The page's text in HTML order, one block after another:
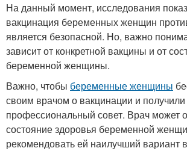
На данный момент, исследования
вакцинация беременных женщин
является безопасной. Но, важно
зависит от конкретной вакцины и от
беременной женщины.
Важно, чтобы беременные женщины
своим врачом о вакцинации и получили
профессиональный совет. Врач может
состояние здоровья беременной
рекомендовать ей наилучший вариант